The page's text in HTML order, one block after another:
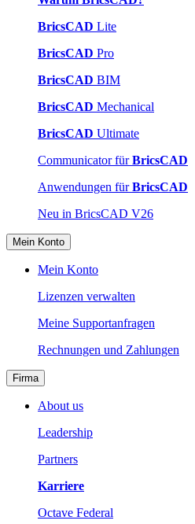
BricsCAD Lite
BricsCAD Pro
BricsCAD BIM
BricsCAD Mechanical
BricsCAD Ultimate
Communicator fürBricsCAD
Anwendungen fürBricsCAD
Neu in BricsCAD V26
Mein Konto
Mein Konto
Lizenzen verwalten
Meine Supportanfragen
Rechnungen und Zahlungen
Firma
About us
Leadership
Partners
Karriere
Octave Federal